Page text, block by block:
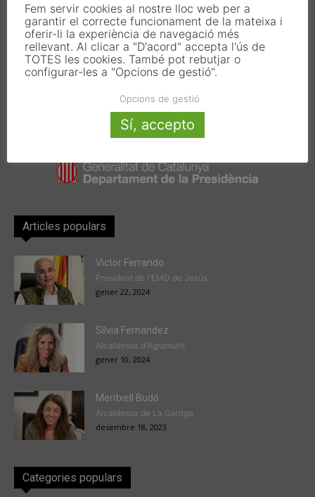
Amb la col·laboració de:
Articles populars
Victor Ferrando
President de l'EMD de Jesús
gener 22, 2024
Sílvia Fernández
Alcaldessa d'Agramunt
gener 10, 2024
Meritxell Budó
Alcaldessa de La Garriga
desembre 18, 2023
Categories populars
Fem servir cookies al nostre lloc web per a
garantir el correcte funcionament de la mateixa i
oferir-li la experiència de navegació més
rellevant. Al clicar a "D'acord" accepta l'ús de
TOTES les cookies. També pot rebutjar o
configurar-les a "Opcions de gestió".
Opcions de gestió
Sí, accepto